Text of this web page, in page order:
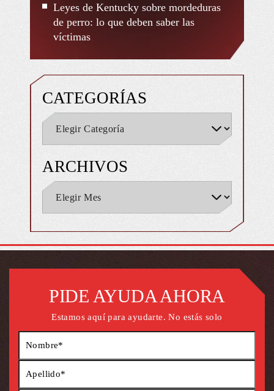
Leyes de Kentucky sobre mordeduras
de perro: lo que deben saber las
víctimas
CATEGORÍAS
ARCHIVOS
PIDE AYUDA AHORA
Estamos aquí para ayudarte. No estás solo